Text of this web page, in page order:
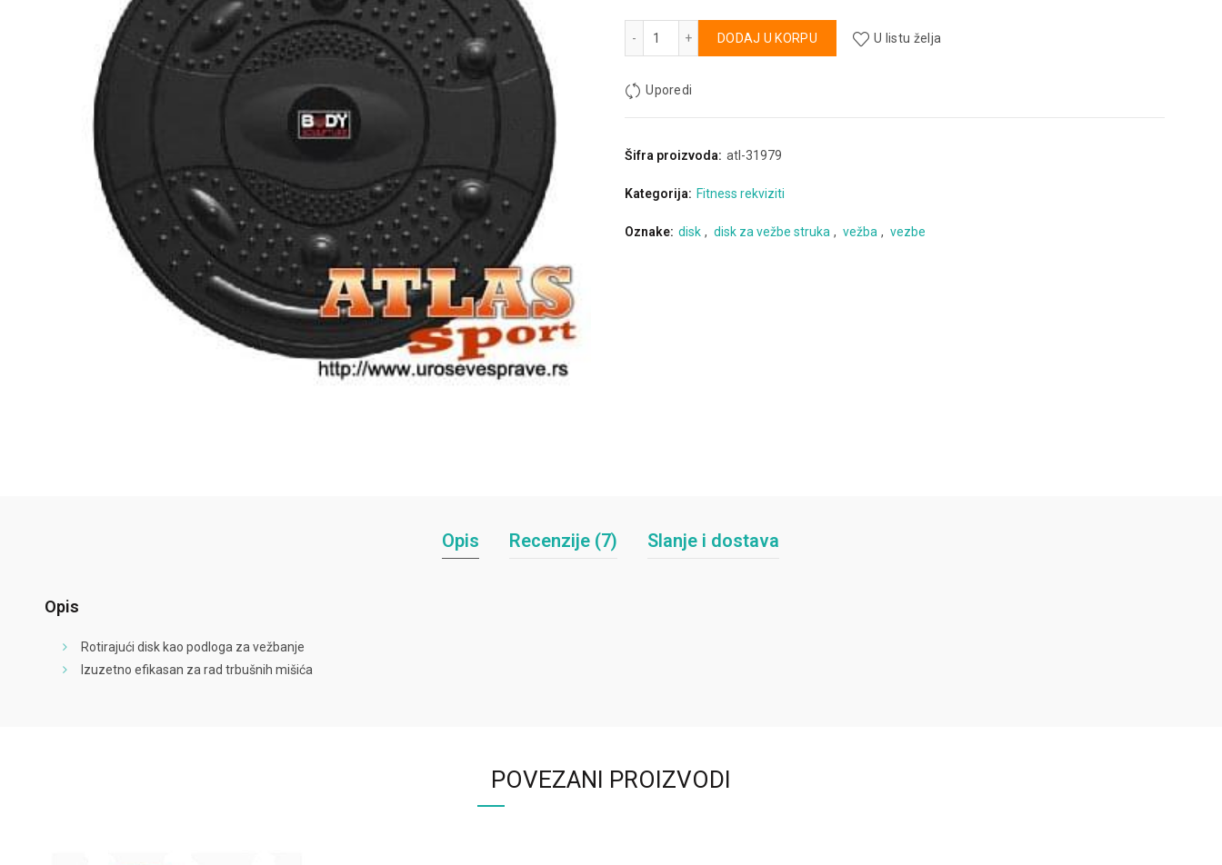
DODAJ U KORPU
Alternative:
U listu želja
Uporedi
Šifra proizvoda: atl-31979
Kategorija: Fitness rekviziti
Oznake: disk , disk za vežbe struka , vežba , vezbe
Opis Recenzije (7) Slanje i dostava
Opis
Rotirajući disk kao podloga za vežbanje
Izuzetno efikasan za rad trbušnih mišića
POVEZANI PROIZVODI